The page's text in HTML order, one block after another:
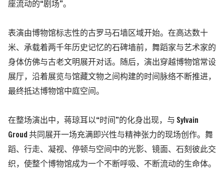
座流动的“剧场”。
表演由博物馆标志性的古罗马石墙区域开始。在高达数十
米、承载着两千年历史记忆的石碑墙前，舞蹈家与艺术家的
身体仿佛与古老文明展开对话。随后，演出穿越博物馆常设
展厅，沿着展览与馆藏文物之间构建的时间脉络不断推进，
最终抵达博物馆中庭空间。
在整场演出中，蒋琼耳以“时间”的化身出现，与 Sylvain
Groud 共同展开一场充满即兴性与精神张力的现场创作。舞
蹈、行走、凝视、停顿与空间中的光影、镜面、石刻彼此交
织，使整个博物馆成为一个不断呼吸、不断流动的生命体。